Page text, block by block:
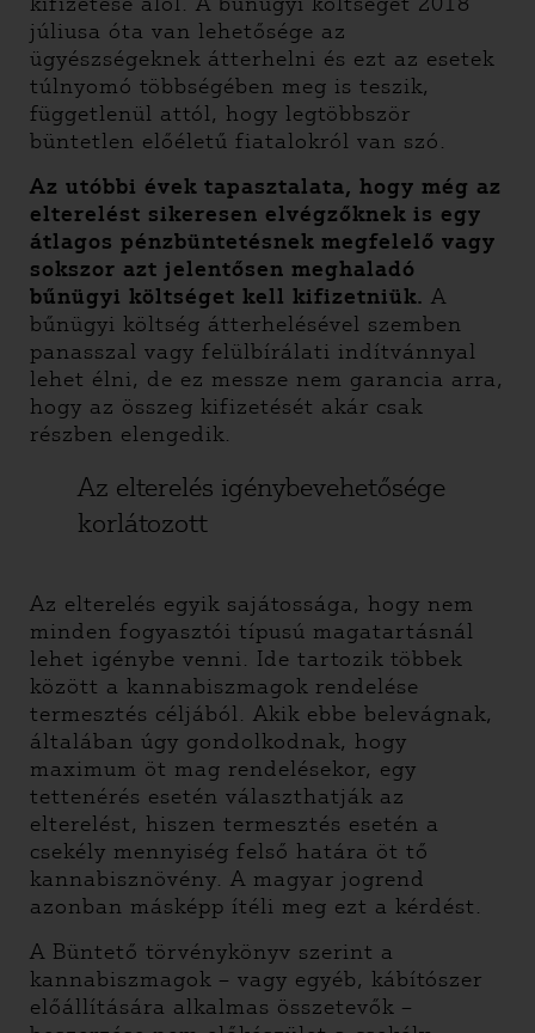
júliusa óta van lehetősége az
ügyészségeknek átterhelni és ezt az esetek
túlnyomó többségében meg is teszik,
függetlenül attól, hogy legtöbbször
büntetlen előéletű fiatalokról van szó.
Az utóbbi évek tapasztalata, hogy még az
elterelést sikeresen elvégzőknek is egy
átlagos pénzbüntetésnek megfelelő vagy
sokszor azt jelentősen meghaladó
bűnügyi költséget kell kifizetniük. A
bűnügyi költség átterhelésével szemben
panasszal vagy felülbírálati indítvánnyal
lehet élni, de ez messze nem garancia arra,
hogy az összeg kifizetését akár csak
részben elengedik.
Az elterelés igénybevehetősége
korlátozott
Az elterelés egyik sajátossága, hogy nem
minden fogyasztói típusú magatartásnál
lehet igénybe venni. Ide tartozik többek
között a kannabiszmagok rendelése
termesztés céljából. Akik ebbe belevágnak,
általában úgy gondolkodnak, hogy
maximum öt mag rendelésekor, egy
tettenérés esetén választhatják az
elterelést, hiszen termesztés esetén a
csekély mennyiség felső határa öt tő
kannabisznövény. A magyar jogrend
azonban másképp ítéli meg ezt a kérdést.
A Büntető törvénykönyv szerint a
kannabiszmagok – vagy egyéb, kábítószer
előállítására alkalmas összetevők –